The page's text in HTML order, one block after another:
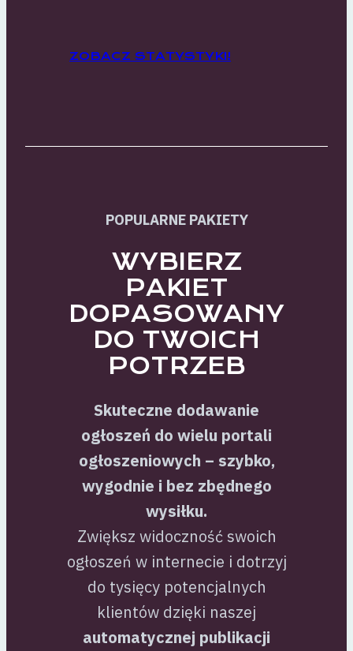
ZOBACZ STATYSTYKI!
POPULARNE PAKIETY
WYBIERZ
PAKIET
DOPASOWANY
DO TWOICH
POTRZEB
Skuteczne dodawanie
ogłoszeń do wielu portali
ogłoszeniowych – szybko,
wygodnie i bez zbędnego
wysiłku.
Zwiększ widoczność swoich
ogłoszeń w internecie i dotrzyj
do tysięcy potencjalnych
klientów dzięki naszej
automatycznej publikacji